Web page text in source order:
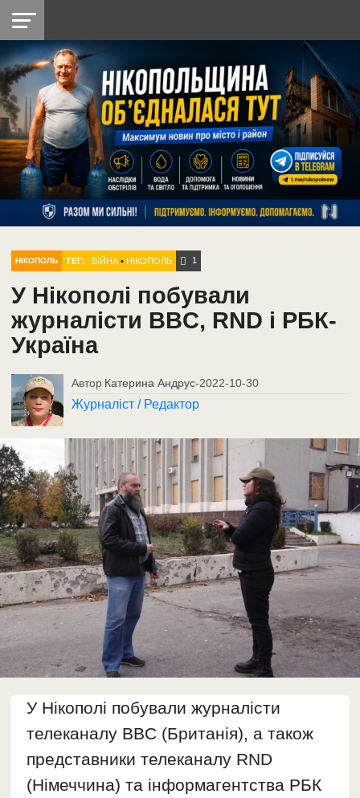
НІКОПОЛЬ
РАЙОН
СІЧЕСЛАВСЬКА
УКРАЇНА
РЕТРО
НІКОПОЛЬ
ЛАЙТ
УКРАЇНА
ДОПОМОГА
РАДІО
НІКОПОЛЬ ТЕГ: ВІЙНА •НІКОПОЛЬ 1
У Нікополі побували
журналісти BBC, RND і РБК-
Україна
Автор Катерина Андрус-2022-10-30
Журналіст / Редактор
У Нікополі побували журналісти
телеканалу BBC (Британія), а також
представники телеканалу RND
(Німеччина) та інформагентства РБК